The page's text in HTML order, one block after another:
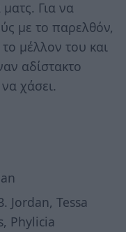
Για να
με το παρελθόν,
μέλλον του και
αδίστακτο
χάσει.
Jordan, Tessa
Phylicia